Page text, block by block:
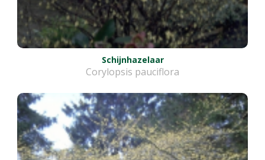
Schijnhazelaar
Corylopsis pauciflora